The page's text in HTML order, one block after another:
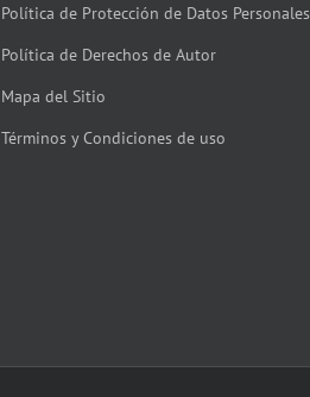
Política de Protección de Datos Personales
Política de Derechos de Autor
Mapa del Sitio
Términos y Condiciones de uso